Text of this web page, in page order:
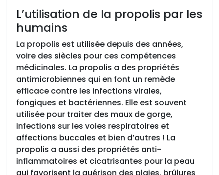
L’utilisation de la propolis par les
humains
La propolis est utilisée depuis des années,
voire des siècles pour ces compétences
médicinales. La propolis a des propriétés
antimicrobiennes qui en font un remède
efficace contre les infections virales,
fongiques et bactériennes. Elle est souvent
utilisée pour traiter des maux de gorge,
infections sur les voies respiratoires et
affections buccales et bien d’autres ! La
propolis a aussi des propriétés anti-
inflammatoires et cicatrisantes pour la peau